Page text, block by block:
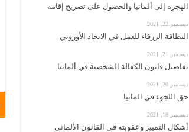
الهجرة إلى ألمانيا والحصول على تصريح إقامة
ديسمبر 22, 2021
البطاقة الزرقاء للعمل في الاتحاد الأوروبي
ديسمبر 21, 2021
تفاصيل قانون الكفالة الشخصية في ألمانيا
ديسمبر 20, 2021
حق اللجوء في المانيا
ديسمبر 18, 2021
أشكال التمييز وعقوبته في القانون الألماني